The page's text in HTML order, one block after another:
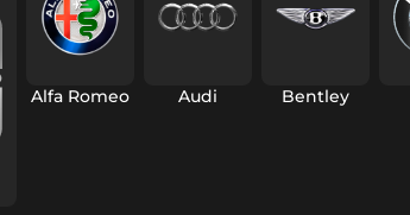
Alfa Romeo Audi Bentley